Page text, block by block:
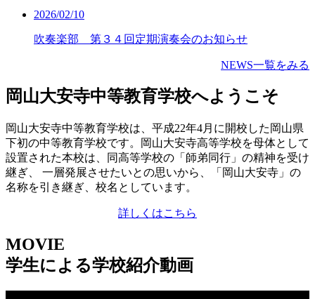
2026/02/10
吹奏楽部 第３４回定期演奏会のお知らせ
NEWS一覧をみる
岡山大安寺中等教育学校へようこそ
岡山大安寺中等教育学校は、平成22年4月に開校した岡山県
下初の中等教育学校です。岡山大安寺高等学校を母体として
設置された本校は、同高等学校の「師弟同行」の精神を受け
継ぎ、 一層発展させたいとの思いから、「岡山大安寺」の
名称を引き継ぎ、校名としています。
詳しくはこちら
MOVIE
学生による学校紹介動画